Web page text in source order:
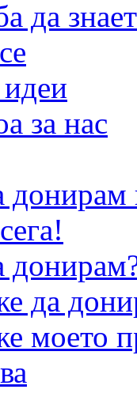
да
за нас
да
моето